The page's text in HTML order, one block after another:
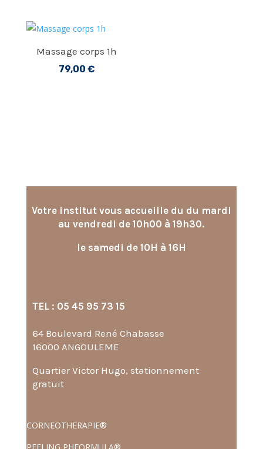
Massage corps 1h
79,00 €
Votre institut vous accueille du du mardi
au vendredi de 10h00 à 19h30.
le samedi de 10H à 16H
TEL : 05 45 95 73 15
64 Boulevard René Chabasse
16000 ANGOULEME
Quartier Victor Hugo, stationnement
gratuit
CORNEOTHERAPIE®
PEELING PHFORMULA®